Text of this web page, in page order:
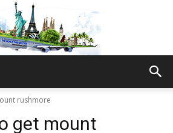
rushmore
get mount